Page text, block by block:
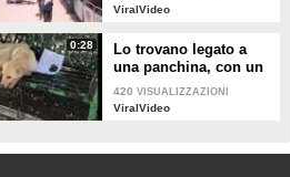
ViralVideo
0:28
Lo trovano legato a
una panchina, con un
biglietto accanto che
racconta una triste
420 VISUALIZZAZIONI
ViralVideo